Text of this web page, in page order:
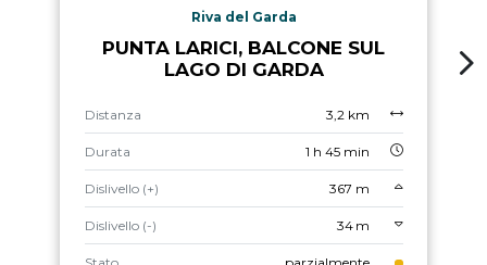
Riva del Garda
PUNTA LARICI, BALCONE SUL
LAGO DI GARDA
Distanza 3,2 km
Durata 1 h 45 min
Dislivello (+) 367 m
Dislivello (-) 34 m